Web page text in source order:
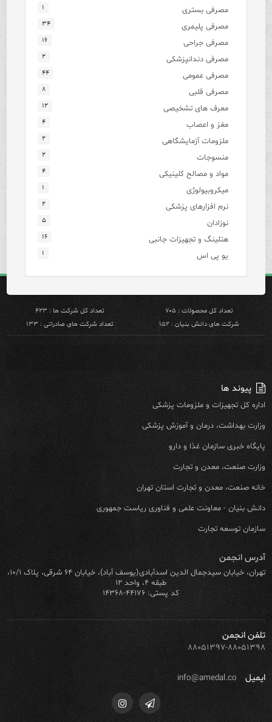
مصرفی بستری ۱
مصرفی پلیمری ۳۴
مصرفی جراحی ۱۶
مصرفی دندانپزشکی ۲
مصرفی عمومی ۴۴
مصرفی قلبی ۸
معرف های تشخیصی ۱۲
مغز و اعصاب ۴
ملزومات آزمایشگاهی ۲
منسوجات ۲
مواد و مصالح کلینیکی ۴
میکروبیولوژی ۱
نرم افزارهای پزشکی ۲
نوزادان ۵
هتلینگ و تجهیزات جانبی ۱۶
یو پی اس ۱
تعداد کل محصولات : ۷۰۵
تعداد کل شرکت ها : ۴۲۳
شرکت های دانش بنیان : ۱۵۲
تعداد شرکت های صادراتی : ۱۳۳
پیوند ها
اداره کل تجهیزات و ملزومات پزشکی
وزارت بهداشت، درمان و آموزش پزشکی
پایگاه خبری سازمان غذا و دارو
وزارت صنعت، معدن و تجارت
خانه صنعت، معدن و تجارت استان تهران
دانش بنیان - معاونت علمی و فناوری ریاست جمهوری
سازمان توسعه تجارت
آدرس انجمن
تهران، خیابان سیدجمال الدین اسدآبادی(یوسف آباد)، خیابان ۶۴ شرقی، پلاک ۱۰/۱،
طبقه ۴، واحد ۱۲
کد پستی: ۴۴۱۷۶-۱۴۳۶۸
تلفن انجمن
۸۸۰۵۱۳۹۷-۸۸۰۵۱۳۹۸
ایمیل info@amedal.co